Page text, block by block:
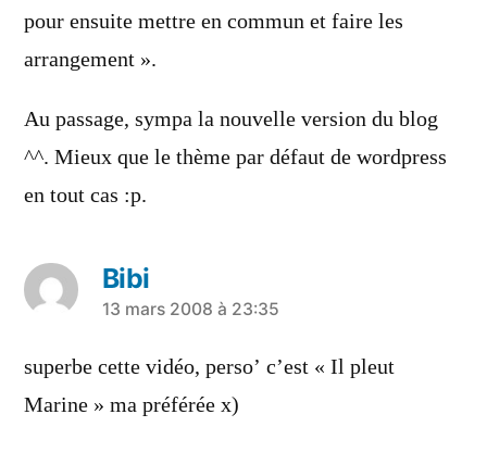
pour ensuite mettre en commun et faire les
arrangement ».
Au passage, sympa la nouvelle version du blog
^^. Mieux que le thème par défaut de wordpress
en tout cas :p.
Bibi
a
dit :
13 mars 2008 à 23:35
superbe cette vidéo, perso’ c’est « Il pleut
Marine » ma préférée x)